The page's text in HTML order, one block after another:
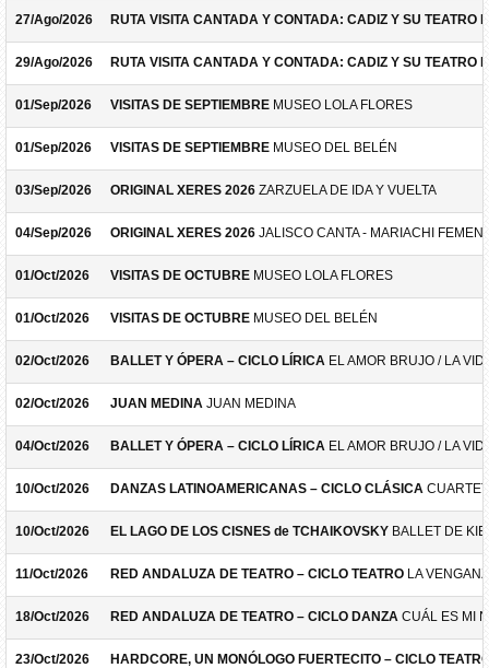
27/Ago/2026 RUTA VISITA CANTADA Y CONTADA: CADIZ Y SU TEATRO
29/Ago/2026 RUTA VISITA CANTADA Y CONTADA: CADIZ Y SU TEATRO
01/Sep/2026 VISITAS DE SEPTIEMBRE MUSEO LOLA FLORES
01/Sep/2026 VISITAS DE SEPTIEMBRE MUSEO DEL BELÉN
03/Sep/2026 ORIGINAL XERES 2026 ZARZUELA DE IDA Y VUELTA
04/Sep/2026 ORIGINAL XERES 2026 JALISCO CANTA - MARIACHI
01/Oct/2026 VISITAS DE OCTUBRE MUSEO LOLA FLORES
01/Oct/2026 VISITAS DE OCTUBRE MUSEO DEL BELÉN
02/Oct/2026 BALLET Y ÓPERA – CICLO LÍRICA EL AMOR BRUJO / LA
02/Oct/2026 JUAN MEDINA JUAN MEDINA
04/Oct/2026 BALLET Y ÓPERA – CICLO LÍRICA EL AMOR BRUJO / LA
10/Oct/2026 DANZAS LATINOAMERICANAS – CICLO CLÁSICA
10/Oct/2026 EL LAGO DE LOS CISNES de TCHAIKOVSKY BALLET DE
11/Oct/2026 RED ANDALUZA DE TEATRO – CICLO TEATRO LA
18/Oct/2026 RED ANDALUZA DE TEATRO – CICLO DANZA CUÁL ES MI
23/Oct/2026 HARDCORE, UN MONÓLOGO FUERTECITO – CICLO